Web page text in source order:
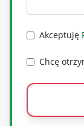
CENA
Akceptuję
Chcę